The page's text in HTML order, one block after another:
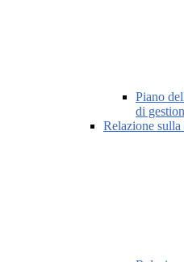
Piano
di
Relazione sulla